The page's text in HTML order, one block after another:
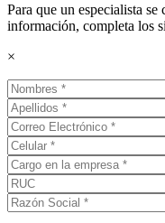
Para que un especialista
información, completa los
×